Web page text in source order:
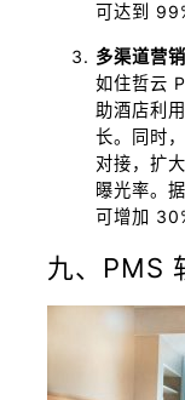
可达到
多渠道营
如住哲云
助酒店利
长。同时
对接，扩
曝光率。
可增加
九、PMS